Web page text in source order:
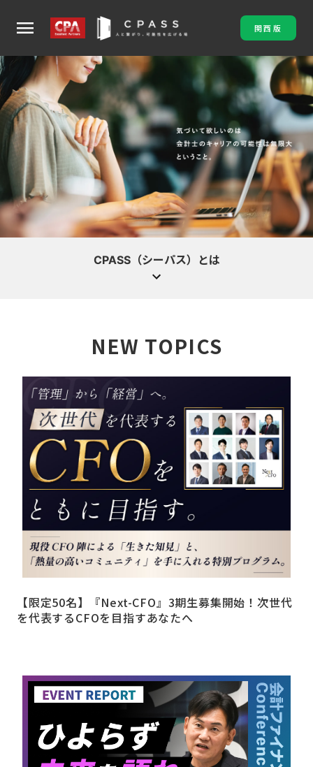
menu 関西版
CPASS（シーパス）とは
詳しく見る
NEW TOPICS
【限定50名】『Next-CFO』3期生募集開始！次世代
を代表するCFOを目指すあなたへ